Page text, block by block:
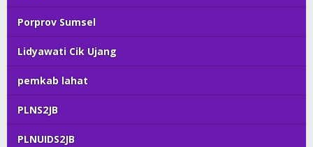
Porprov Sumsel
Lidyawati Cik Ujang
pemkab lahat
PLNS2JB
PLNUIDS2JB